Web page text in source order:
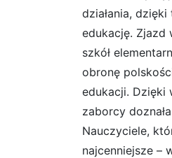
działania,
edukację. Zjazd
szkół
obronę
edukacji. Dzięki
zaborcy
Nauczyciele,
najcenniejsze –